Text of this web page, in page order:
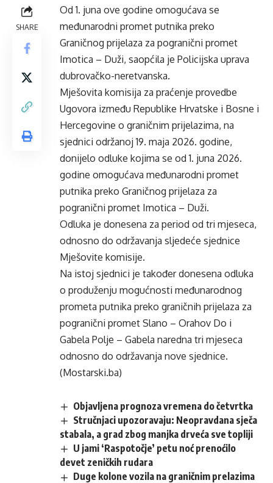
SHARE
Od 1. juna ove godine omogućava se
međunarodni promet putnika preko
Graničnog prijelaza za pogranični promet
Imotica – Duži, saopćila je Policijska uprava
dubrovačko-neretvanska.
Mješovita komisija za praćenje provedbe
Ugovora između Republike Hrvatske i Bosne i
Hercegovine o graničnim prijelazima, na
sjednici održanoj 19. maja 2026. godine,
donijelo odluke kojima se od 1. juna 2026.
godine omogućava međunarodni promet
putnika preko Graničnog prijelaza za
pogranični promet Imotica – Duži.
Odluka je donesena za period od tri mjeseca,
odnosno do održavanja sljedeće sjednice
Mješovite komisije.
Na istoj sjednici je također donesena odluka
o produženju mogućnosti međunarodnog
prometa putnika preko graničnih prijelaza za
pogranični promet Slano – Orahov Do i
Gabela Polje – Gabela naredna tri mjeseca
odnosno do održavanja nove sjednice.
(Mostarski.ba)
Objavljena prognoza vremena do četvrtka
Stručnjaci upozoravaju: Neopravdana sječa
stabala, a grad zbog manjka drveća sve topliji
U jami ‘Raspotočje’ petu noć prenoćilo
devet zeničkih rudara
Duge kolone vozila na graničnim prelazima